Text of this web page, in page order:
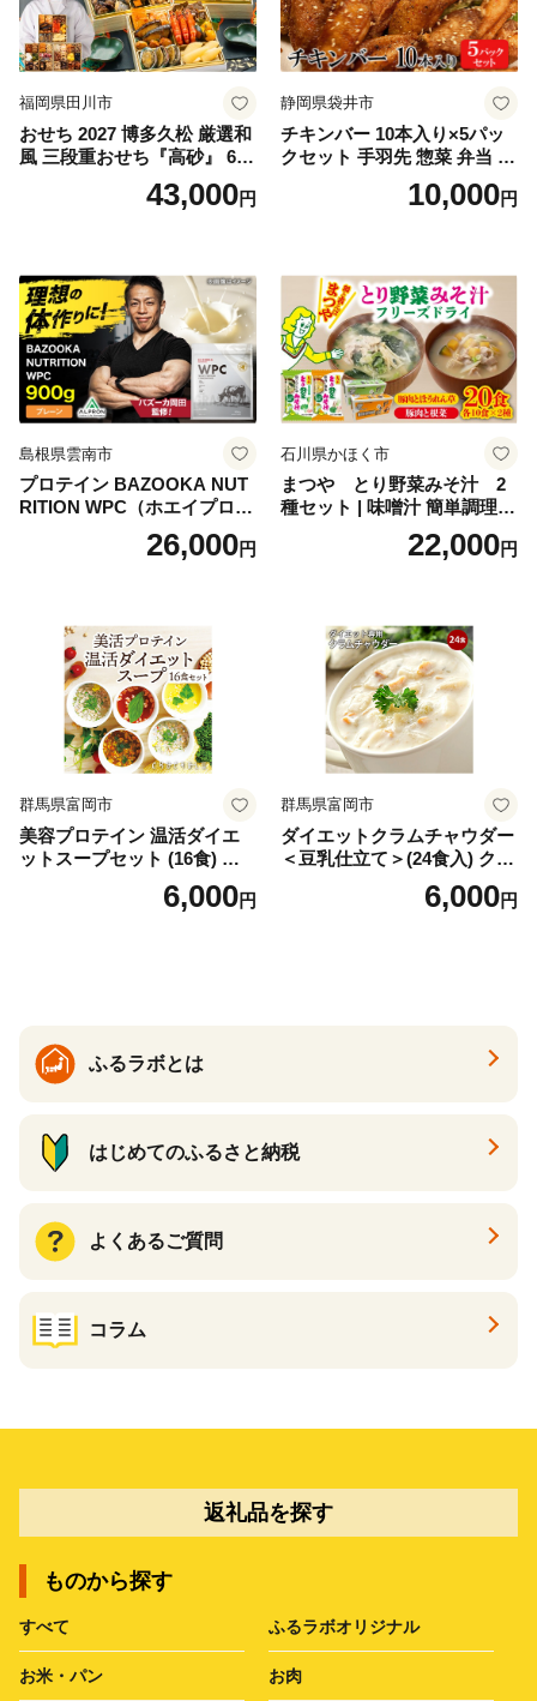
福岡県田川市
おせち 2027 博多久松 厳選和
風 三段重おせち『高砂』 6.5
寸 3段重 2～3人前 おせち料
理 重箱 お正月 冷凍おせち 縁
ち 本格おせち おせち予約 年
末 年始 お取り寄せ 新春 贅沢
おせち こだわりおせち 惣菜
老舗おせち ふるさと納税お
せち 御節 お節料理 正月 調理
不要 おせち料理2027
43,000円
静岡県袋井市
チキンバー 10本入り×5パッ
クセット 手羽先 惣菜 弁当 お
かず お酒 おつまみ ギフト キ
ャンプ アウトドア キャンプ
10,000円
島根県雲南市
プロテイン BAZOOKA NUT
RITION WPC（ホエイプロテ
イン）＜プレーン＞ 900g｜
バズーカ岡田監修・植物由来
ロン [AIEN005]
26,000円
石川県かほく市
まつや とり野菜みそ汁 2
種セット | 味噌汁 簡単調理
お味噌 おみそ みそ とり野菜
時短料理 時短ごはん ご当地
22,000円
群馬県富岡市
美容プロテイン 温活ダイエ
ットスープセット (16食) 小
分け スープ 食べ比べ セット
詰合せ クラムチャウダー チ
6,000円
群馬県富岡市
ダイエットクラムチャウダー
＜豆乳仕立て＞(24食入) クラ
ムチャウダー 豆乳 ダイエッ
ト スープ プロテイン たんぱ
6,000円
ふるラボとは
はじめてのふるさと納税
よくあるご質問
コラム
返礼品を探す
ものから探す
すべて ふるラボオリジナル
お米・パン お肉